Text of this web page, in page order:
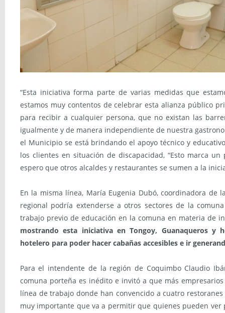
“Esta iniciativa forma parte de varias medidas que
estamos muy contentos de celebrar esta alianza público
para recibir a cualquier persona, que no existan las
igualmente y de manera independiente de nuestra
el Municipio se está brindando el apoyo técnico y
los clientes en situación de discapacidad, “Esto marca
espero que otros alcaldes y restaurantes se sumen a la
En la misma línea, María Eugenia Dubó, coordinadora
regional podría extenderse a otros sectores de la
trabajo previo de educación en la comuna en materia de
mostrando esta iniciativa en Tongoy, Guanaqueros y
hotelero para poder hacer cabañas accesibles e ir
Para el intendente de la región de Coquimbo Claudio
comuna porteña es inédito e invitó a que más
línea de trabajo donde han convencido a cuatro
muy importante que va a permitir que quienes pueden